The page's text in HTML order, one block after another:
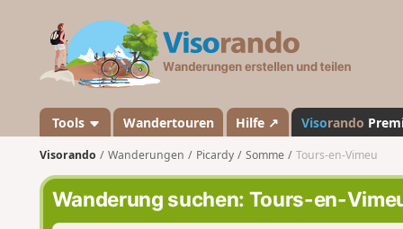
a
n
d
o
Tools Wandertouren Hilfe ↗ Visorando
Visorando Wanderungen Picardy Somme Tours-en-Vimeu
Wanderung suchen: Tours-en-